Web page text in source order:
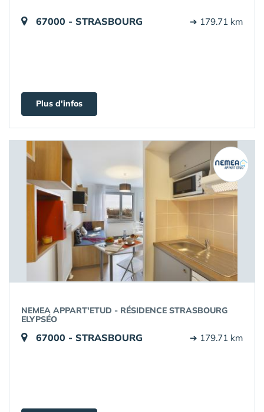
67000 - STRASBOURG ➔ 179.71 km
Plus d'infos
NEMEA APPART'ETUD - RÉSIDENCE STRASBOURG
ELYPSÉO
67000 - STRASBOURG ➔ 179.71 km